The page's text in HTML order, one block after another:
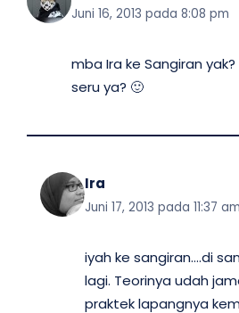
Juni 16, 2013 pada 8:08 pm
mba Ira ke Sangiran
seru ya? 🙂
Ira
Juni 17, 2013 pada 11:37 am
iyah ke sangiran….di
lagi. Teorinya udah
praktek lapangnya